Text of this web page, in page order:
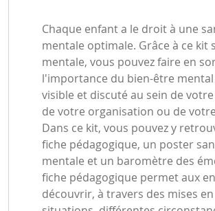
Chaque enfant a le droit à une
mentale optimale. Grâce à ce kit
mentale, vous pouvez faire en
l'importance du bien-être
visible et discuté au sein de votre
de votre organisation ou de
Dans ce kit, vous pouvez y
fiche pédagogique, un poster
mentale et un baromètre des
fiche pédagogique permet aux
découvrir, à travers des mises en